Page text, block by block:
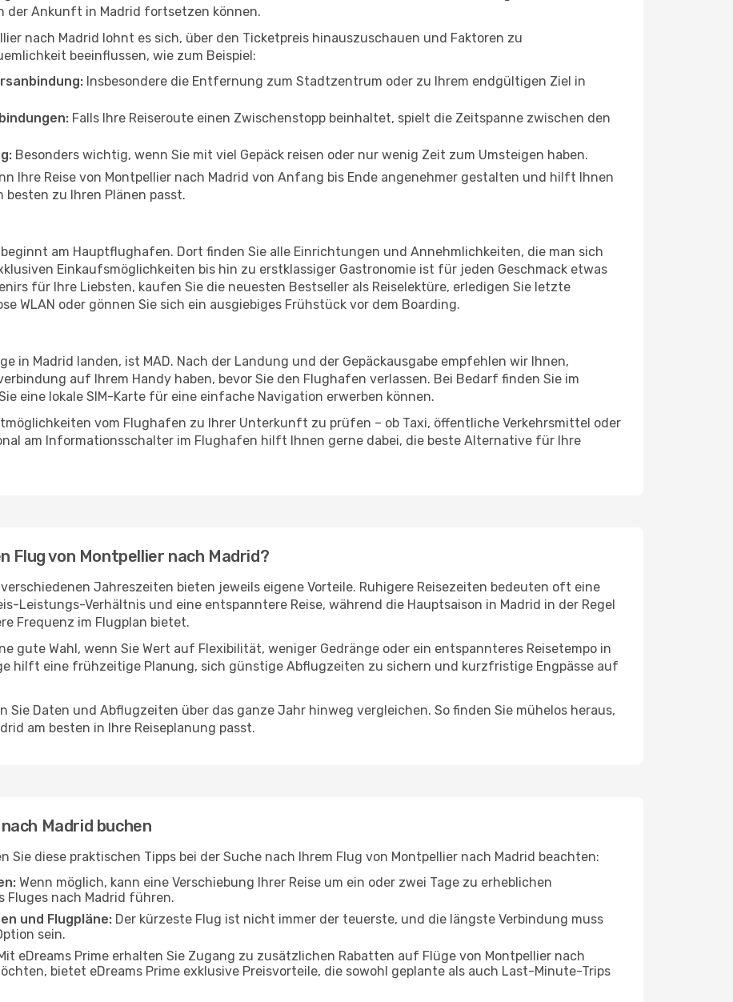
der Ankunft in Madrid fortsetzen können.
nach Madrid lohnt es sich, über den Ticketpreis hinauszuschauen und Faktoren zu
beeinflussen, wie zum Beispiel:
Insbesondere die Entfernung zum Stadtzentrum oder zu Ihrem endgültigen Ziel in
Falls Ihre Reiseroute einen Zwischenstopp beinhaltet, spielt die Zeitspanne zwischen den
Besonders wichtig, wenn Sie mit viel Gepäck reisen oder nur wenig Zeit zum Umsteigen haben.
Ihre Reise von Montpellier nach Madrid von Anfang bis Ende angenehmer gestalten und hilft Ihnen
besten zu Ihren Plänen passt.
am Hauptflughafen. Dort finden Sie alle Einrichtungen und Annehmlichkeiten, die man sich
Einkaufsmöglichkeiten bis hin zu erstklassiger Gastronomie ist für jeden Geschmack etwas
für Ihre Liebsten, kaufen Sie die neuesten Bestseller als Reiselektüre, erledigen Sie letzte
WLAN oder gönnen Sie sich ein ausgiebiges Frühstück vor dem Boarding.
in Madrid landen, ist MAD. Nach der Landung und der Gepäckausgabe empfehlen wir Ihnen,
auf Ihrem Handy haben, bevor Sie den Flughafen verlassen. Bei Bedarf finden Sie im
eine lokale SIM-Karte für eine einfache Navigation erwerben können.
vom Flughafen zu Ihrer Unterkunft zu prüfen – ob Taxi, öffentliche Verkehrsmittel oder
am Informationsschalter im Flughafen hilft Ihnen gerne dabei, die beste Alternative für Ihre
Flug von Montpellier nach Madrid?
Jahreszeiten bieten jeweils eigene Vorteile. Ruhigere Reisezeiten bedeuten oft eine
Leistungs-Verhältnis und eine entspanntere Reise, während die Hauptsaison in Madrid in der Regel
Frequenz im Flugplan bietet.
gute Wahl, wenn Sie Wert auf Flexibilität, weniger Gedränge oder ein entspannteres Reisetempo in
hilft eine frühzeitige Planung, sich günstige Abflugzeiten zu sichern und kurzfristige Engpässe auf
Sie Daten und Abflugzeiten über das ganze Jahr hinweg vergleichen. So finden Sie mühelos heraus,
am besten in Ihre Reiseplanung passt.
Madrid buchen
Sie diese praktischen Tipps bei der Suche nach Ihrem Flug von Montpellier nach Madrid beachten:
Wenn möglich, kann eine Verschiebung Ihrer Reise um ein oder zwei Tage zu erheblichen
Fluges nach Madrid führen.
und Flugpläne: Der kürzeste Flug ist nicht immer der teuerste, und die längste Verbindung muss
sein.
eDreams Prime erhalten Sie Zugang zu zusätzlichen Rabatten auf Flüge von Montpellier nach
bietet eDreams Prime exklusive Preisvorteile, die sowohl geplante als auch Last-Minute-Trips